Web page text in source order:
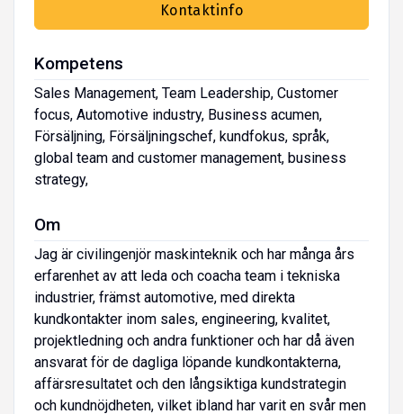
Kontaktinfo
Kompetens
Sales Management, Team Leadership, Customer
focus, Automotive industry, Business acumen,
Försäljning, Försäljningschef, kundfokus, språk,
global team and customer management, business
strategy,
Om
Jag är civilingenjör maskinteknik och har många års
erfarenhet av att leda och coacha team i tekniska
industrier, främst automotive, med direkta
kundkontakter inom sales, engineering, kvalitet,
projektledning och andra funktioner och har då även
ansvarat för de dagliga löpande kundkontakterna,
affärsresultatet och den långsiktiga kundstrategin
och kundnöjdheten, vilket ibland har varit en svår men